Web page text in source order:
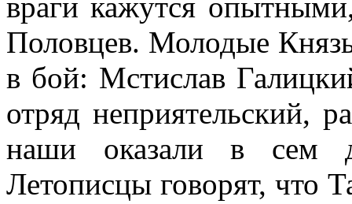
враги кажутся
Половцев. Молодые
в бой: Мстислав
отряд неприятельский,
наши оказали в сем
Летописцы говорят, что